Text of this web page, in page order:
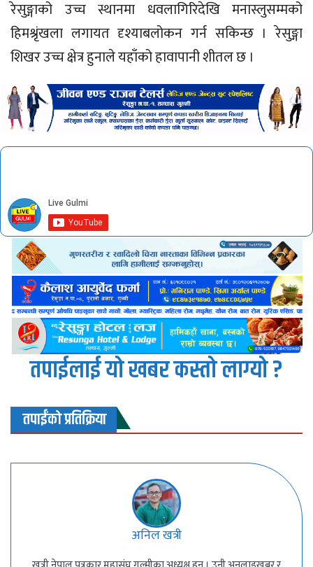
रेसुङ्गाको उच्च स्थानमा धवलागिरिदेखि मनास्लुसम्मको
हिमश्रृंखला लगायत दृश्याबलोकन गर्न सकिन्छ । रेसुङ्गा
शिखर उच्च क्षेत्र हुनाले यहाँको हावापानी शीतल छ ।
तपाईलाई यो खबर कस्तो लाग्यो ?
तपाईंको प्रतिक्रिया
अनिल खत्री